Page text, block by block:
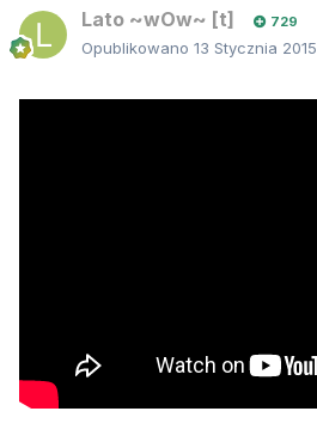
Lato ~wOw~ [t] 729
Opublikowano 13 Stycznia 2015